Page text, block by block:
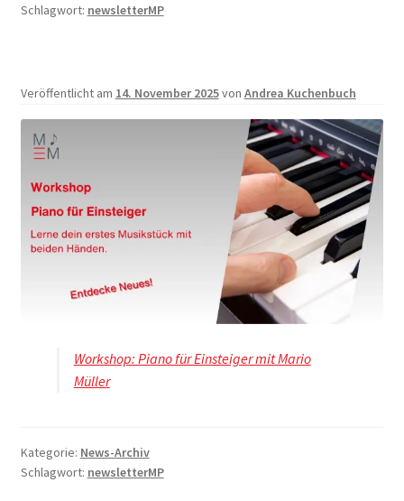
Schlagwort: newsletterMP
Veröffentlicht am 14. November 2025von Andrea Kuchenbuch
Workshop: Piano für Einsteiger mit Mario
Müller
Kategorie: News-Archiv
Schlagwort: newsletterMP